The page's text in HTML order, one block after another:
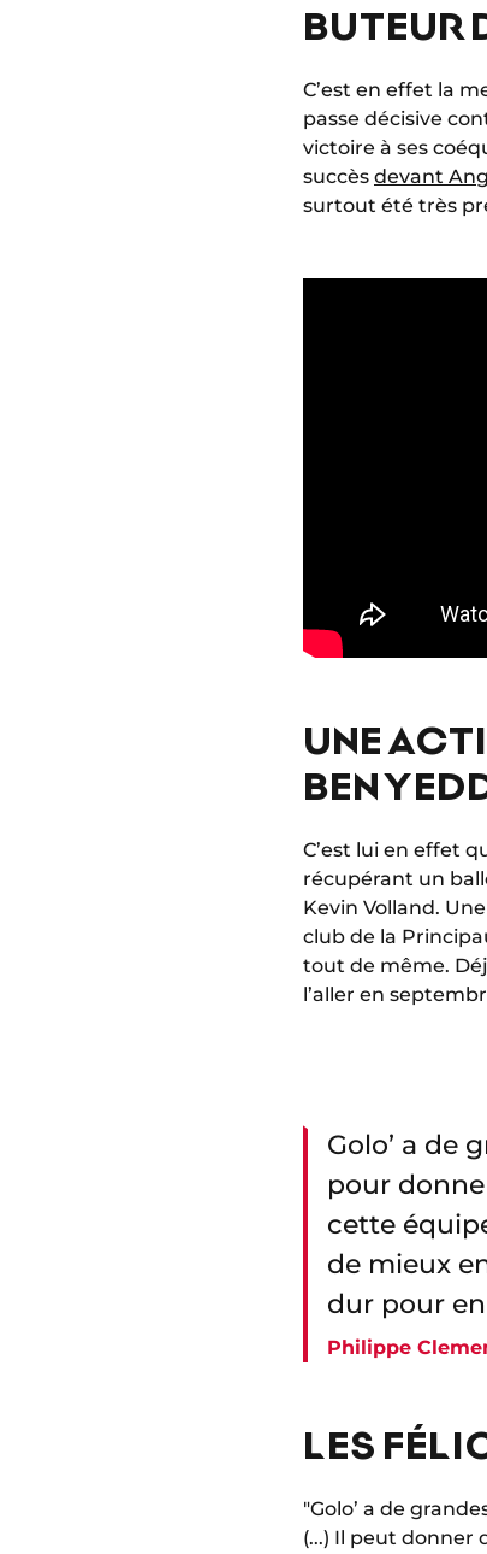
BUTEUR
C’est en effet la
passe décisive
victoire à ses
succès devant
surtout été très
UNE
BEN
C’est lui en effet
récupérant un
Kevin Volland.
club de la
tout de même.
l’aller en
Golo’ a de
pour
cette
de mieux
dur pour
Philippe
LES
"Golo’ a de
(...) Il peut donner